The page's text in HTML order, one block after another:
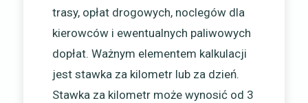
trasy, opłat drogowych, noclegów dla
kierowców i ewentualnych paliwowych
dopłat. Ważnym elementem kalkulacji
jest stawka za kilometr lub za dzień.
Stawka za kilometr może wynosić od 3